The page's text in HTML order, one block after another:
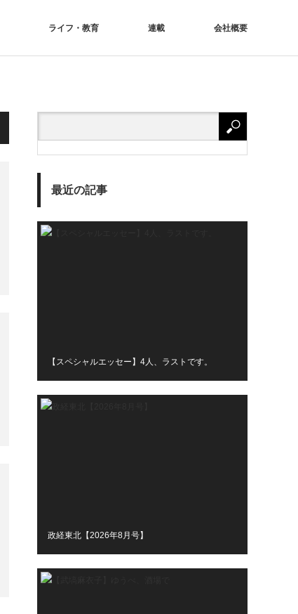
ライフ・教育 連載 会社概要
最近の記事
【スペシャルエッセー】4人、ラストです。
政経東北【2026年8月号】